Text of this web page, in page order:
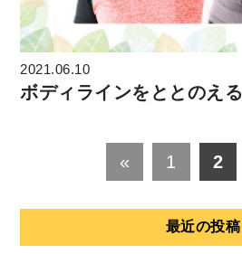
2021.06.10
ボディラインをととのえる
« 1 2
最近の投稿